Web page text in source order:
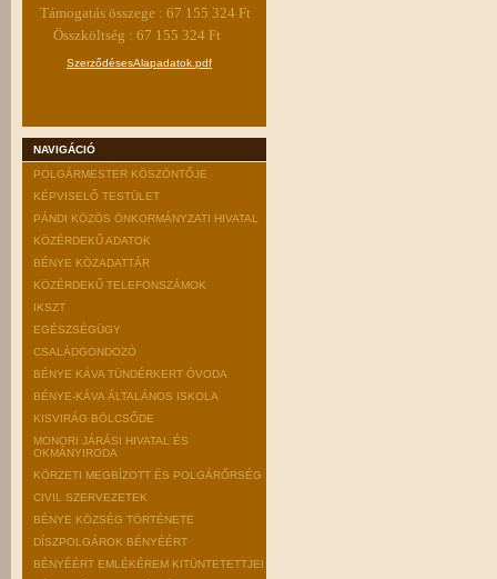
Támogatás összege : 67 155 324 Ft
Összköltség : 67 155 324 Ft
SzerződésesAlapadatok.pdf
NAVIGÁCIÓ
POLGÁRMESTER KÖSZÖNTŐJE
KÉPVISELŐ TESTÜLET
PÁNDI KÖZÖS ÖNKORMÁNYZATI HIVATAL
KÖZÉRDEKŰ ADATOK
BÉNYE KÖZADATTÁR
KÖZÉRDEKŰ TELEFONSZÁMOK
IKSZT
EGÉSZSÉGÜGY
CSALÁDGONDOZÓ
BÉNYE KÁVA TÜNDÉRKERT ÓVODA
BÉNYE-KÁVA ÁLTALÁNOS ISKOLA
KISVIRÁG BÖLCSŐDE
MONORI JÁRÁSI HIVATAL ÉS
OKMÁNYIRODA
KÖRZETI MEGBÍZOTT ÉS POLGÁRŐRSÉG
CIVIL SZERVEZETEK
BÉNYE KÖZSÉG TÖRTÉNETE
DÍSZPOLGÁROK BÉNYÉÉRT
BÉNYÉÉRT EMLÉKÉREM KITÜNTETETTJEI